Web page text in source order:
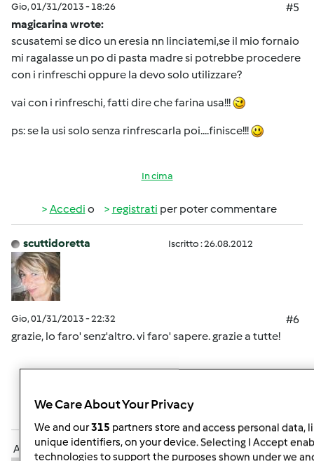
Gio, 01/31/2013 - 18:26
#5
magicarina wrote:
scusatemi se dico un eresia nn linciatemi,se il mio fornaio
mi ragalasse un po di pasta madre si potrebbe procedere
con i rinfreschi oppure la devo solo utilizzare?
vai con i rinfreschi, fatti dire che farina usa!!!
ps: se la usi solo senza rinfrescarla poi....finisce!!!
In cima
Accedi o registrati per poter commentare
scuttidoretta Iscritto : 26.08.2012
Gio, 01/31/2013 - 22:32
#6
grazie, lo faro' senz'altro. vi faro' sapere. grazie a tutte!
per poter commentare
Anonimo (non verificato)
We Care About Your Privacy
We and our315 partners store and access personal data,
unique identifiers, on your device. Selecting I Accept
technologies to support the purposes shown under we